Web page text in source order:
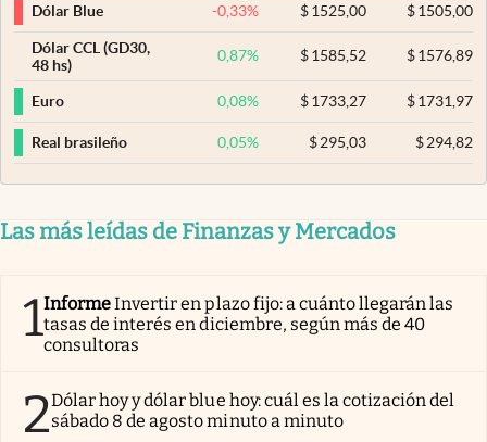
Dólar Blue -0,33% $ 1525,00 $1505,00
Dólar CCL (GD30,
48 hs)
0,87% $ 1585,52 $1576,89
Euro 0,08% $ 1733,27 $1731,97
Real brasileño 0,05% $ 295,03 $294,82
Las más leídas de Finanzas y Mercados
1InformeInvertir en plazo fijo: a cuánto llegarán las
tasas de interés en diciembre, según más de 40
consultoras
2Dólar hoy y dólar blue hoy: cuál es la cotización del
sábado 8 de agosto minuto a minuto